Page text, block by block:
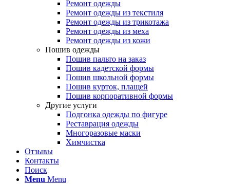
Ремонт одежды
Ремонт одежды из текстиля
Ремонт одежды из трикотажа
Ремонт одежды из меха
Ремонт одежды из кожи
Пошив одежды
Пошив пальто на заказ
Пошив кадетской формы
Пошив школьной формы
Пошив курток, плащей
Пошив корпоративной формы
Другие услуги
Подгонка одежды по фигуре
Реставрация одежды
Многоразовые маски
Химчистка
Отзывы
Контакты
Поиск
Menu Menu